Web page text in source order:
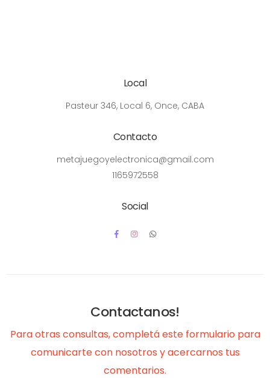
Local
Pasteur 346, Local 6, Once, CABA
Contacto
metajuegoyelectronica@gmail.com
1165972558
Social
Contactanos!
Para otras consultas, completá este formulario para
comunicarte con nosotros y acercarnos tus
comentarios.